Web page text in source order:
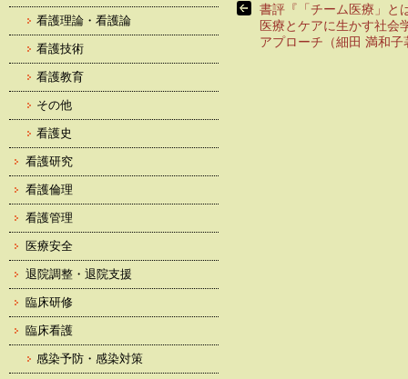
書評『「チーム医療」と
医療とケアに生かす社会
アプローチ（細田 満和子
看護理論・看護論
看護技術
看護教育
その他
看護史
看護研究
看護倫理
看護管理
医療安全
退院調整・退院支援
臨床研修
臨床看護
感染予防・感染対策